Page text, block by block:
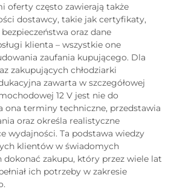
oferty często zawierają także
dostawcy, takie jak certyfikaty,
oraz dane
klienta – wszystkie one
zaufania kupującego. Dla
zakupujących chłodziarki
zawarta w szczegółowej
12 V jest nie do
ona terminy techniczne, przedstawia
oraz określa realistyczne
wydajności. Ta podstawa wiedzy
klientów w świadomych
zakupu, który przez wiele lat
ich potrzeby w zakresie